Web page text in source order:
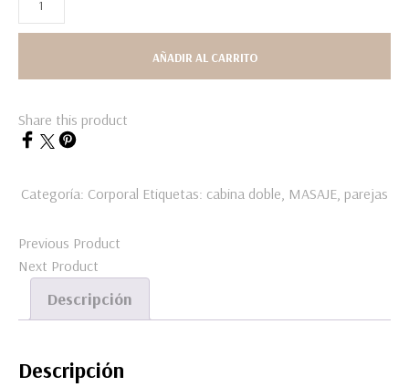
AÑADIR AL CARRITO
Share this product
Categoría: Corporal Etiquetas: cabina doble MASAJE parejas
Previous Product
Next Product
Descripción
Descripción